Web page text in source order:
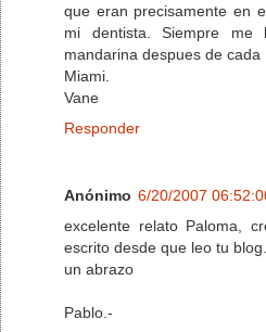
que eran precisamente en
mi dentista. Siempre
mandarina despues de
Miami.
Vane
Responder
Anónimo 6/20/2007
excelente relato Paloma,
escrito desde que leo tu blog.
un abrazo
Pablo.-